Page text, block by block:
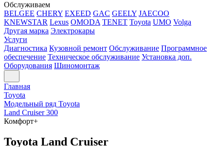
Обслуживаем
BELGEE CHERY EXEED GAC GEELY JAECOO
KNEWSTAR Lexus OMODA TENET Toyota UMO Volga
Другая марка Электрокары
Услуги
Диагностика Кузовной ремонт Обслуживание Программное
обеспечение Техническое обслуживание Установка доп.
Оборудования Шиномонтаж
Главная
Toyota
Модельный ряд Toyota
Land Cruiser 300
Комфорт+
Toyota Land Cruiser